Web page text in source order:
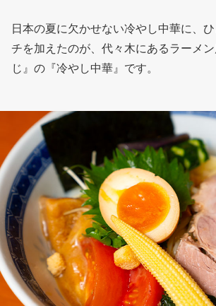
日本の夏に欠かせない冷やし中華に、
チを加えたのが、代々木にあるラーメ
じ』の『冷やし中華』です。